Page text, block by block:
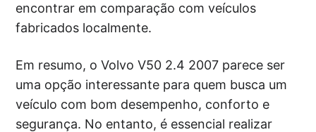
encontrar em comparação com veículos
fabricados localmente.
Em resumo, o Volvo V50 2.4 2007 parece ser
uma opção interessante para quem busca um
veículo com bom desempenho, conforto e
segurança. No entanto, é essencial realizar